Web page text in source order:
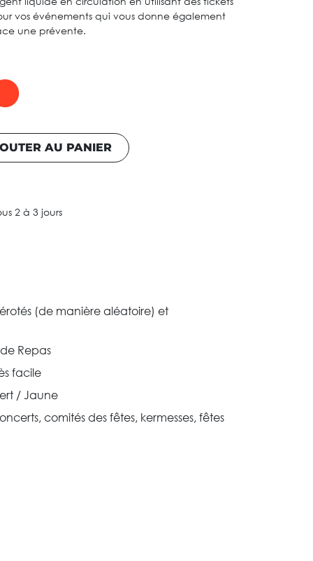
vos événements qui vous donne également
une prévente.
AU PANIER
2 à 3 jours
(de manière aléatoire) et
Repas
facile
/ Jaune
comités des fêtes, kermesses, fêtes